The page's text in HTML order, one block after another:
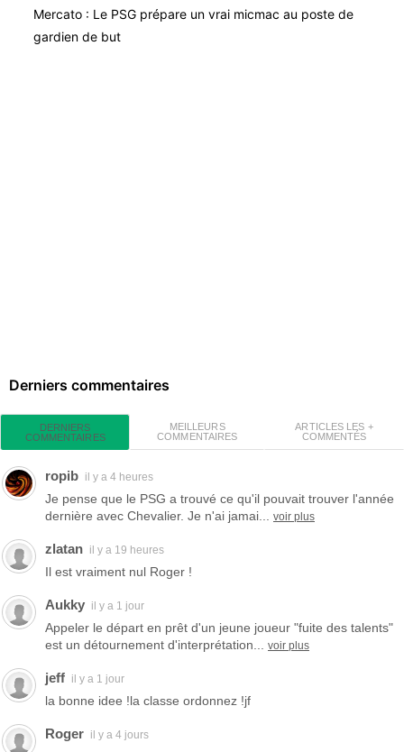
Mercato : Le PSG prépare un vrai micmac au poste de
gardien de but
Derniers commentaires
DERNIERS
COMMENTAIRES
MEILLEURS
COMMENTAIRES
ARTICLES LES +
COMMENTÉS
ropib il y a 4 heures
Je pense que le PSG a trouvé ce qu'il pouvait trouver l'année
dernière avec Chevalier. Je n'ai jamai... voir plus
zlatan il y a 19 heures
Il est vraiment nul Roger !
Aukky il y a 1 jour
Appeler le départ en prêt d'un jeune joueur "fuite des talents"
est un détournement d'interprétation... voir plus
jeff il y a 1 jour
la bonne idee !la classe ordonnez !jf
Roger il y a 4 jours